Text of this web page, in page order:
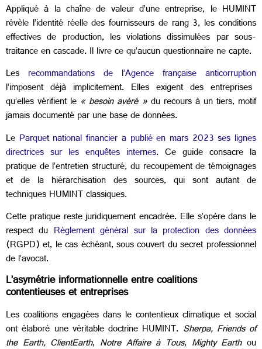
Appliqué à la chaîne de valeur d’une entreprise, le HUMINT
révèle l’identité réelle des fournisseurs de rang 3, les conditions
effectives de production, les violations dissimulées par sous-
traitance en cascade. Il livre ce qu’aucun questionnaire ne capte.
Les recommandations de l’Agence française anticorruption
l’imposent déjà implicitement. Elles exigent des entreprises
qu’elles vérifient le « besoin avéré »du recours à un tiers, motif
jamais documenté par une base de données.
Le Parquet national financier a publié en mars 2023 ses lignes
directrices sur les enquêtes internes. Ce guide consacre la
pratique de l’entretien structuré, du recoupement de témoignages
et de la hiérarchisation des sources, qui sont autant de
techniques HUMINT classiques.
Cette pratique reste juridiquement encadrée. Elle s’opère dans le
respect du Règlement général sur la protection des données
(RGPD) et, le cas échéant, sous couvert du secret professionnel
de l’avocat.
L’asymétrie informationnelle entre coalitions
contentieuses et entreprises
Les coalitions engagées dans le contentieux climatique et social
ont élaboré une véritable doctrine HUMINT. Sherpa, Friends of
the Earth, ClientEarth, Notre Affaire à Tous, Mighty Earthou